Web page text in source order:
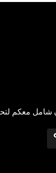
شامل معكم